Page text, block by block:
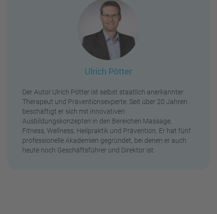
Ulrich Pötter
Der Autor Ulrich Pötter ist selbst staatlich anerkannter
Therapeut und Präventionsexperte. Seit über 20 Jahren
beschäftigt er sich mit innovativen
Ausbildungskonzepten in den Bereichen Massage,
Fitness, Wellness, Heilpraktik und Prävention. Er hat fünf
professionelle Akademien gegründet, bei denen er auch
heute noch Geschäftsführer und Direktor ist.